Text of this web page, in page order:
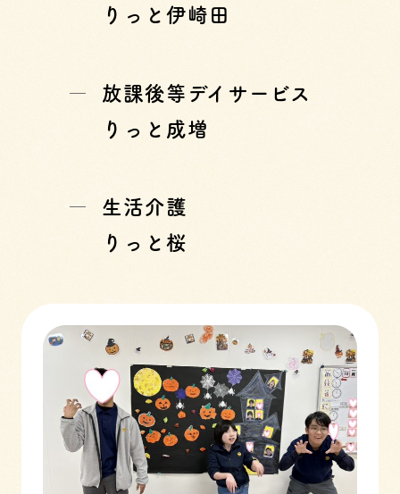
りっと伊崎田
放課後等デイサービス
りっと成増
生活介護
りっと桜